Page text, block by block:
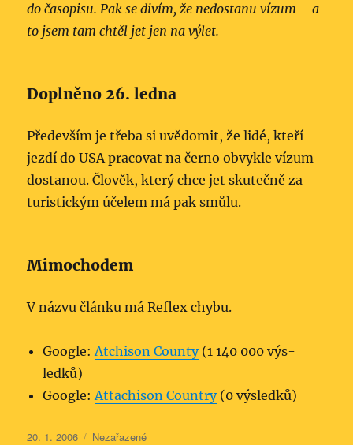
do časopisu. Pak se divím, že nedostanu vízum – a
to jsem tam chtěl jet jen na výlet.
Doplněno 26. ledna
Především je třeba si uvědomit, že lidé, kteří
jezdí do USA pracovat na černo obvykle vízum
dostanou. Člověk, který chce jet skutečně za
turistickým účelem má pak smůlu.
Mimochodem
V názvu článku má Reflex chybu.
Google:Atchison County(1 140 000 výs­
ledků)
Google:Attachison Country(0 výsledků)
Publikováno:
20. 1. 2006 Rubriky:
Nezařazené